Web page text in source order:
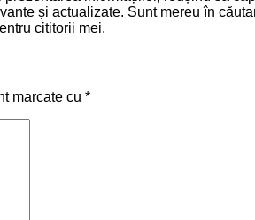
și actualizate. Sunt mereu în
cititorii mei.
marcate cu *